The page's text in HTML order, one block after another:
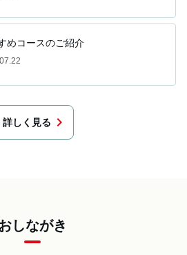
めコースのご紹介
詳しく見る chevron_right
しながき